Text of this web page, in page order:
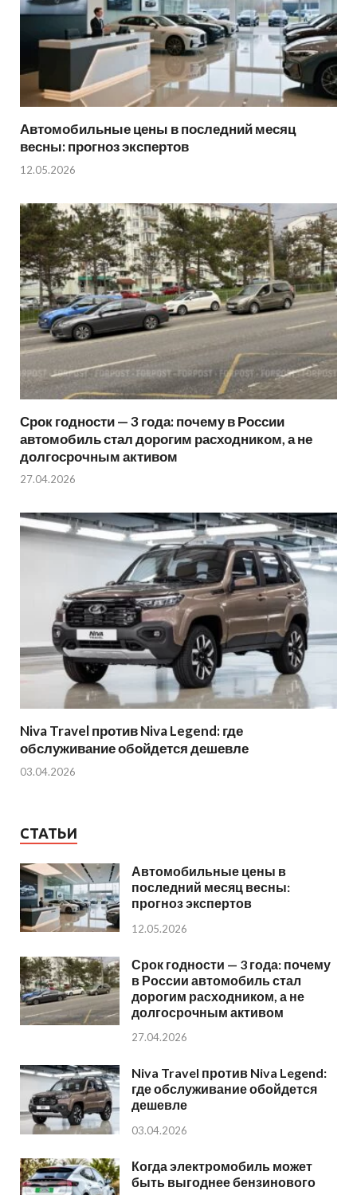
Автомобильные цены в последний месяц
весны: прогноз экспертов
12.05.2026
Срок годности — 3 года: почему в России
автомобиль стал дорогим расходником, а не
долгосрочным активом
27.04.2026
Niva Travel против Niva Legend: где
обслуживание обойдется дешевле
03.04.2026
СТАТЬИ
Автомобильные цены в
последний месяц весны:
прогноз экспертов
12.05.2026
Срок годности — 3 года: почему
в России автомобиль стал
дорогим расходником, а не
долгосрочным активом
27.04.2026
Niva Travel против Niva Legend:
где обслуживание обойдется
дешевле
03.04.2026
Когда электромобиль может
быть выгоднее бензинового